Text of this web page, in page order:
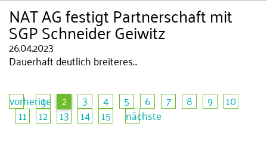
NAT AG festigt Partnerschaft mit
SGP Schneider Geiwitz
26.04.2023
Dauerhaft deutlich breiteres…
vorherige
1 2 3 4 5 6 7 8 9 10
11 12 13 14 15 nächste